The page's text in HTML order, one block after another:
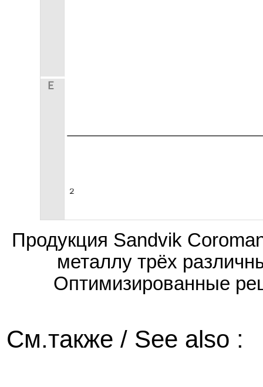
Продукция Sandvik
металлу трёх
Оптимизированные
См.также / See also :